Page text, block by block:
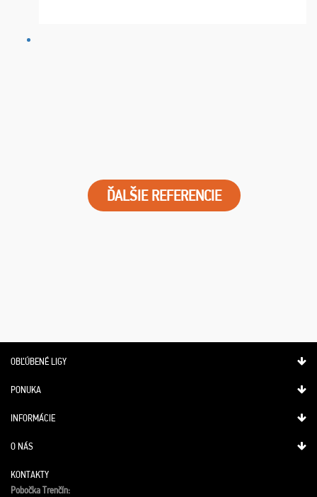
ĎALŠIE REFERENCIE
OBĽÚBENÉ LIGY
PONUKA
INFORMÁCIE
O NÁS
KONTAKTY
Pobočka Trenčín: